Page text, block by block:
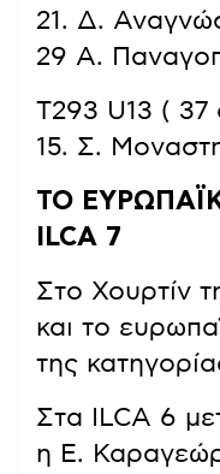
21. Δ.
29 Α.
T293 U13 (
15. Σ.
ΤΟ
ILCA 7
Στο Χουρτίν
και το
της
Στα ILCA 6
η Ε.